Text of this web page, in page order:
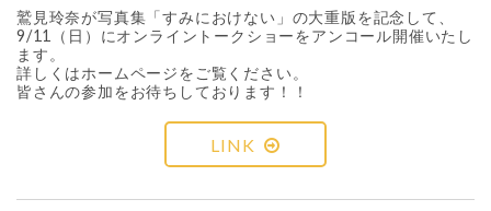
鷲見玲奈が写真集「すみにおけない」の大重版を記念して、
9/11（日）にオンライントークショーをアンコール開催いたし
ます。
詳しくはホームページをご覧ください。
皆さんの参加をお待ちしております！！
LINK